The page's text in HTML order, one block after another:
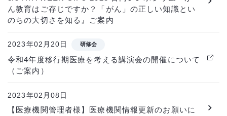
ん教育はご存じですか？「がん」の正しい知識とい
のちの大切さを知る』ご案内
2023年02月20日 研修会
令和4年度移行期医療を考える講演会の開催について
（ご案内）
2023年02月08日
【医療機関管理者様】医療機関情報更新のお願いに